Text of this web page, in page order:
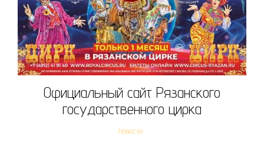
Официальный сайт Рязанского
государственного цирка
Новости